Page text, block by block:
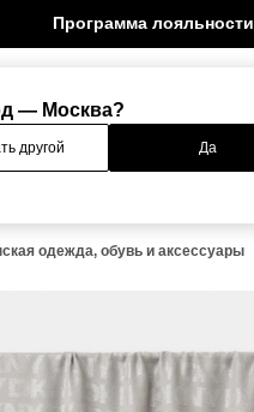
— Москва?
другой Да
Программа лояльности
Мужчинам
одежда, обувь и аксессуары